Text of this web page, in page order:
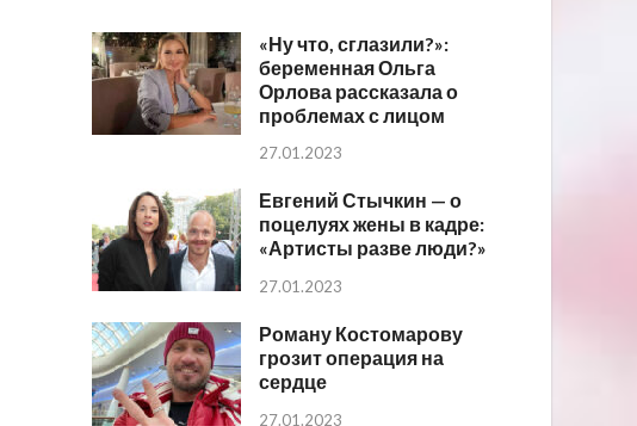
«Ну что, сглазили?»:
беременная Ольга
Орлова рассказала о
проблемах с лицом
27.01.2023
Евгений Стычкин — о
поцелуях жены в кадре:
«Артисты разве люди?»
27.01.2023
Роману Костомарову
грозит операция на
сердце
27.01.2023